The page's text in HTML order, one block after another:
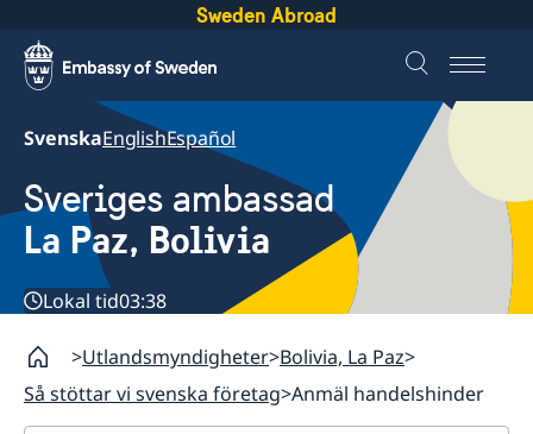
Sweden Abroad
SvenskaEnglishEspañol
Sveriges ambassad
La Paz, Bolivia
Lokal tid03:38
Utlandsmyndigheter Bolivia, La Paz
Så stöttar vi svenska företag Anmäl handelshinder